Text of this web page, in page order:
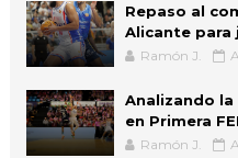
Repaso al
Alicante
Ramón J.
Analizando
en Primera
Ramón J.